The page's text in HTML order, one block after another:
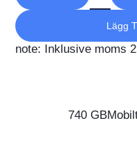
Lägg
note: Inklusive moms
740